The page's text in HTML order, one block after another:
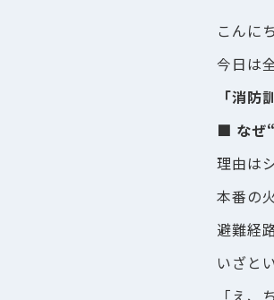
こんに
今日は
「消
■ なぜ
理由は
本番の
避難経
いざと
「え、